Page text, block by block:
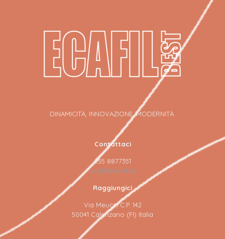
DINAMICITÀ, INNOVAZIONE, MODERNITÀ.
Contattaci
055 8877351
ecafil@ecafil.it
Raggiungici
Via Meucci C.P. 142
50041 Calenzano (FI) Italia